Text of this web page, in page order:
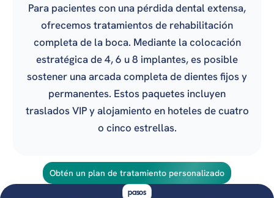
Para pacientes con una pérdida dental extensa,
ofrecemos tratamientos de rehabilitación
completa de la boca. Mediante la colocación
estratégica de 4, 6 u 8 implantes, es posible
sostener una arcada completa de dientes fijos y
permanentes. Estos paquetes incluyen
traslados VIP y alojamiento en hoteles de cuatro
o cinco estrellas.
Obtén un plan de tratamiento personalizado
pasos